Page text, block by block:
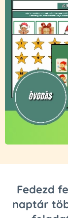
Fedezd
naptár